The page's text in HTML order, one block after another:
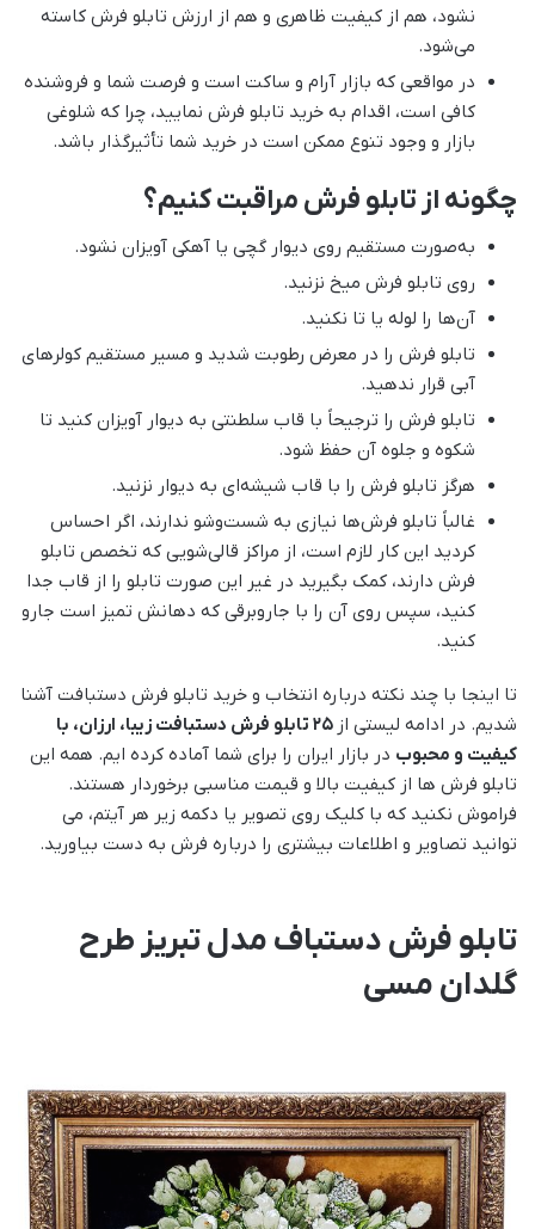
نشود، هم از کیفیت ظاهری و هم از ارزش تابلو فرش کاسته
می‌شود.
در مواقعی که بازار آرام و ساکت است و فرصت شما و فروشنده
کافی است، اقدام به خرید تابلو فرش نمایید، چرا که شلوغی
بازار و وجود تنوع ممکن است در خرید شما تأثیرگذار باشد.
چگونه از تابلو فرش مراقبت کنیم؟
به‌صورت مستقیم روی دیوار گچی یا آهکی آویزان نشود.
روی تابلو فرش میخ نزنید.
آن‌ها را لوله یا تا نکنید.
تابلو فرش را در معرض رطوبت شدید و مسیر مستقیم کولرهای
آبی قرار ندهید.
تابلو فرش را ترجیحاً با قاب سلطنتی به دیوار آویزان کنید تا
شکوه و جلوه آن حفظ شود.
هرگز تابلو فرش را با قاب شیشه‌ای به دیوار نزنید.
غالباً تابلو فرش‌ها نیازی به شست‌وشو ندارند، اگر احساس
کردید این کار لازم است، از مراکز قالی‌شویی که تخصص تابلو
فرش دارند، کمک بگیرید در غیر این صورت تابلو را از قاب جدا
کنید، سپس روی آن را با جاروبرقی که دهانش تمیز است جارو
کنید.
تا اینجا با چند نکته درباره انتخاب و خرید تابلو فرش دستبافت آشنا
شدیم. در ادامه لیستی از
۲۵ تابلو فرش دستبافت زیبا، ارزان، با
کیفیت و محبوب در بازار ایران را برای شما آماده کرده ایم. همه این
تابلو فرش ها از کیفیت بالا و قیمت مناسبی برخوردار هستند.
فراموش نکنید که با کلیک روی تصویر یا دکمه زیر هر آیتم، می
توانید تصاویر و اطلاعات بیشتری را درباره فرش به دست بیاورید.
تابلو فرش دستباف مدل تبریز طرح
گلدان مسی